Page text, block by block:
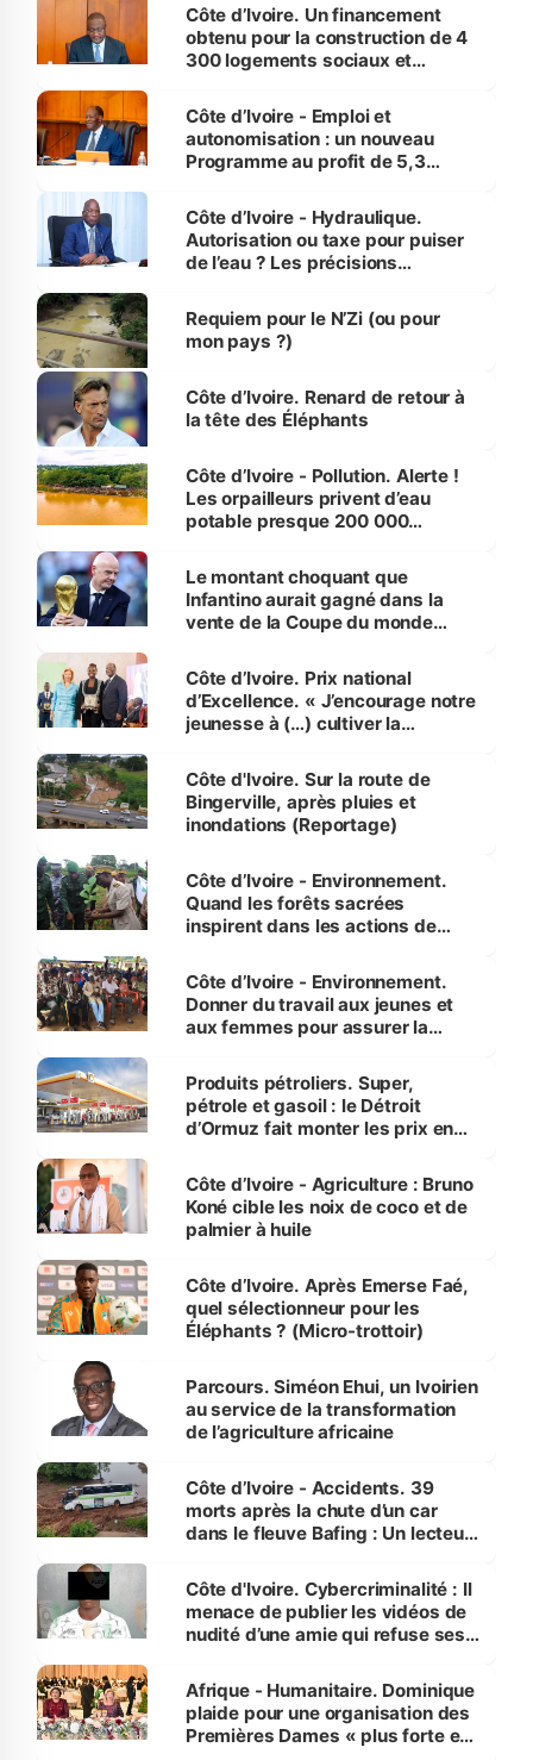
Côte d’Ivoire. Un financement
obtenu pour la construction de 4
300 logements sociaux et
et Yamoussoukro
Côte d’Ivoire - Emploi et
autonomisation : un nouveau
Programme au profit de 5,3
Côte d’Ivoire - Hydraulique.
Autorisation ou taxe pour puiser
de l’eau ? Les précisions
Requiem pour le N’Zi (ou pour
mon pays ?)
Côte d’Ivoire. Renard de retour à
la tête des Éléphants
Côte d’Ivoire - Pollution. Alerte !
Les orpailleurs privent d’eau
potable presque 200 000
Le montant choquant que
Infantino aurait gagné dans la
vente de la Coupe du monde
Côte d’Ivoire. Prix national
d’Excellence. « J’encourage notre
jeunesse à (…) cultiver la
(Alassane Ouattara
Côte d'Ivoire. Sur la route de
Bingerville, après pluies et
inondations (Reportage)
Côte d’Ivoire - Environnement.
Quand les forêts sacrées
inspirent dans les actions de
Côte d’Ivoire - Environnement.
Donner du travail aux jeunes et
aux femmes pour assurer la
menacées
Produits pétroliers. Super,
pétrole et gasoil : le Détroit
d’Ormuz fait monter les prix en
Côte d’Ivoire - Agriculture : Bruno
Koné cible les noix de coco et de
palmier à huile
Côte d’Ivoire. Après Emerse Faé,
quel sélectionneur pour les
Éléphants ? (Micro-trottoir)
Parcours. Siméon Ehui, un Ivoirien
au service de la transformation
de l’agriculture africaine
Côte d’Ivoire - Accidents. 39
morts après la chute d’un car
dans le fleuve Bafing : Un lecteur
des Transports
Côte d'Ivoire. Cybercriminalité : Il
menace de publier les vidéos de
nudité d’une amie qui refuse ses
Afrique - Humanitaire. Dominique
plaide pour une organisation des
Premières Dames « plus forte et